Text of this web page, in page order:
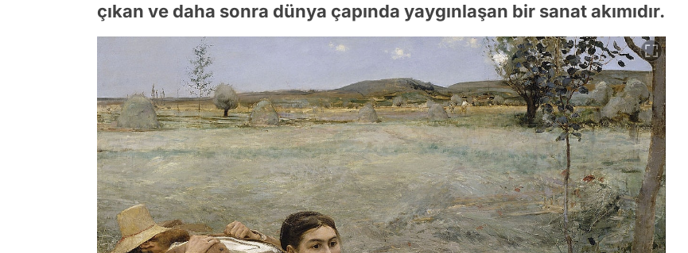
çıkan ve daha sonra dünya çapında yaygınlaşan bir sanat akımıdır.